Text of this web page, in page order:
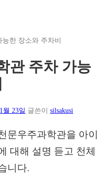
한 장소와 주차비
관 주차 가능
월 23일 글쓴이 silsakusi
문우주과학관을 아이
대해 설명 듣고 천체
니다.